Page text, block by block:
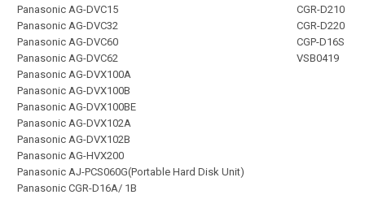
Panasonic AG-DVC15
Panasonic AG-DVC32
Panasonic AG-DVC60
Panasonic AG-DVC62
Panasonic AG-DVX100A
Panasonic AG-DVX100B
Panasonic AG-DVX100BE
Panasonic AG-DVX102A
Panasonic AG-DVX102B
Panasonic AG-HVX200
Panasonic AJ-PCS060G(Portable Hard Disk Unit)
Panasonic CGR-D16A/ 1B
CGR-D210
CGR-D220
CGP-D16S
VSB0419